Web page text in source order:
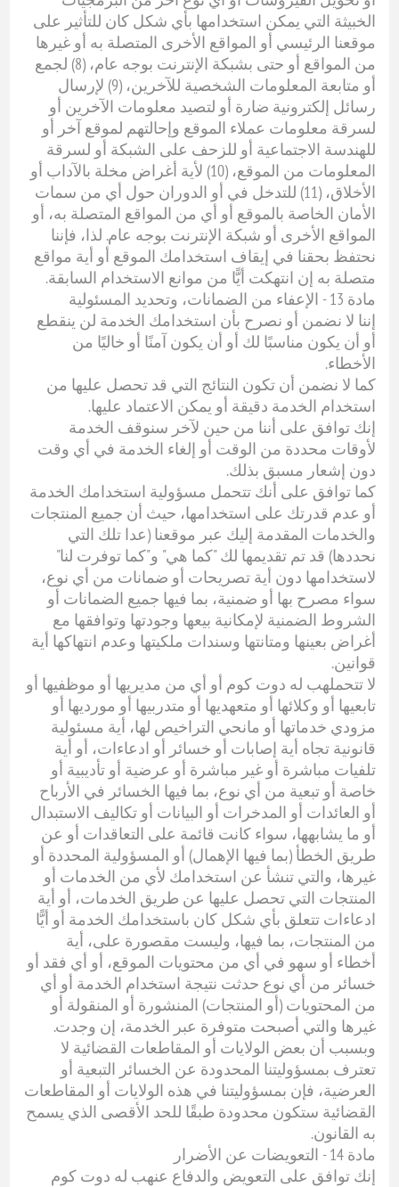
الخبيثة التي يمكن استخدامها بأي شكل كان للتأثير على
موقعنا الرئيسي أو المواقع الأخرى المتصلة به أو غيرها
من المواقع أو حتى بشبكة الإنترنت بوجه عام، (8) لجمع
أو متابعة المعلومات الشخصية للآخرين، (9) لإرسال
رسائل إلكترونية ضارة أو لتصيد معلومات الآخرين أو
لسرقة معلومات عملاء الموقع وإحالتهم لموقع آخر أو
للهندسة الاجتماعية أو للزحف على الشبكة أو لسرقة
المعلومات من الموقع، (10) لأية أغراض مخلة بالآداب أو
الأخلاق، (11) للتدخل في أو الدوران حول أي من سمات
الأمان الخاصة بالموقع أو أي من المواقع المتصلة به، أو
المواقع الأخرى أو شبكة الإنترنت بوجه عام. لذا، فإننا
نحتفظ بحقنا في إيقاف استخدامك الموقع أو أية مواقع
متصلة به إن انتهكت أيًّا من موانع الاستخدام السابقة.
مادة 13 - الإعفاء من الضمانات، وتحديد المسئولية
إننا لا نضمن أو نصرح بأن استخدامك الخدمة لن ينقطع
أو أن يكون مناسبًا لك أو أن يكون آمنًا أو خاليًا من
الأخطاء.
كما لا نضمن أن تكون النتائج التي قد تحصل عليها من
استخدام الخدمة دقيقة أو يمكن الاعتماد عليها.
إنك توافق على أننا من حين لآخر سنوقف الخدمة
لأوقات محددة من الوقت أو إلغاء الخدمة في أي وقت
دون إشعار مسبق بذلك.
كما توافق على أنك تتحمل مسؤولية استخدامك الخدمة
أو عدم قدرتك على استخدامها، حيث أن جميع المنتجات
والخدمات المقدمة إليك عبر موقعنا (عدا تلك التي
نحددها) قد تم تقديمها لك "كما هي" و"كما توفرت لنا"
لاستخدامها دون أية تصريحات أو ضمانات من أي نوع،
سواء مصرح بها أو ضمنية، بما فيها جميع الضمانات أو
الشروط الضمنية لإمكانية بيعها وجودتها وتوافقها مع
أغراض بعينها ومتانتها وسندات ملكيتها وعدم انتهاكها أية
قوانين.
لا تتحملهب له دوت كوم أو أي من مديريها أو موظفيها أو
تابعيها أو وكلائها أو متعهديها أو متدربيها أو مورديها أو
مزودي خدماتها أو مانحي التراخيص لها، أية مسئولية
قانونية تجاه أية إصابات أو خسائر أو ادعاءات، أو أية
تلفيات مباشرة أو غير مباشرة أو عرضية أو تأديبية أو
خاصة أو تبعية من أي نوع، بما فيها الخسائر في الأرباح
أو العائدات أو المدخرات أو البيانات أو تكاليف الاستبدال
أو ما يشابهها، سواء كانت قائمة على التعاقدات أو عن
طريق الخطأ (بما فيها الإهمال) أو المسؤولية المحددة أو
غيرها، والتي تنشأ عن استخدامك لأي من الخدمات أو
المنتجات التي تحصل عليها عن طريق الخدمات، أو أية
ادعاءات تتعلق بأي شكل كان باستخدامك الخدمة أو أيًّا
من المنتجات، بما فيها، وليست مقصورة على، أية
أخطاء أو سهو في أي من محتويات الموقع، أو أي فقد أو
خسائر من أي نوع حدثت نتيجة استخدام الخدمة أو أي
من المحتويات (أو المنتجات) المنشورة أو المنقولة أو
غيرها والتي أصبحت متوفرة عبر الخدمة، إن وجدت.
وبسبب أن بعض الولايات أو المقاطعات القضائية لا
تعترف بمسؤوليتنا المحدودة عن الخسائر التبعية أو
العرضية، فإن بمسؤوليتنا في هذه الولايات أو المقاطعات
القضائية ستكون محدودة طبقًا للحد الأقصى الذي يسمح
به القانون.
مادة 14 - التعويضات عن الأضرار
إنك توافق على التعويض والدفاع عنهب له دوت كوم